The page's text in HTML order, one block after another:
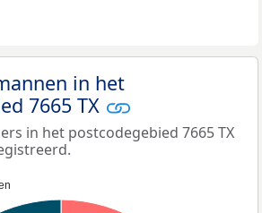
in het
7665 TX
in het postcodegebied 7665 TX